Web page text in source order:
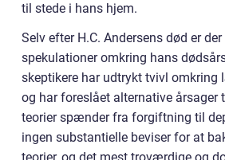
til stede i hans hjem.
Selv efter H.C. Andersens død er
spekulationer omkring hans
skeptikere har udtrykt tvivl omkring
og har foreslået alternative årsager
teorier spænder fra forgiftning til
ingen substantielle beviser for at